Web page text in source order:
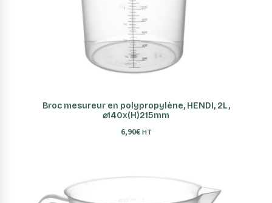
AJOUTER AU PANIER
Broc mesureur en polypropylène, HENDI, 2L,
⌀140x(H)215mm
6,90€ HT